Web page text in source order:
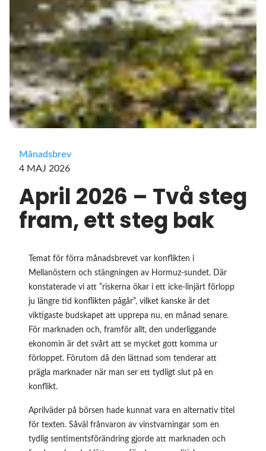
Månadsbrev
4 MAJ 2026
April 2026 – Två steg
fram, ett steg bak
Temat för förra månadsbrevet var konflikten i
Mellanöstern och stängningen av Hormuz-sundet. Där
konstaterade vi att ”riskerna ökar i ett icke-linjärt förlopp
ju längre tid konflikten pågår”, vilket kanske är det
viktigaste budskapet att upprepa nu, en månad senare.
För marknaden och, framför allt, den underliggande
ekonomin är det svårt att se mycket gott komma ur
förloppet. Förutom då den lättnad som tenderar att
prägla marknader när man ser ett tydligt slut på en
konflikt.
Aprilväder på börsen hade kunnat vara en alternativ titel
för texten. Såväl frånvaron av vinstvarningar som en
tydlig sentimentsförändring gjorde att marknaden och